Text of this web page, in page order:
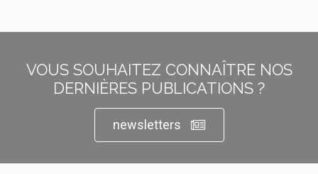
VOUS SOUHAITEZ CONNAÎTRE NOS
DERNIÈRES PUBLICATIONS ?
newsletters